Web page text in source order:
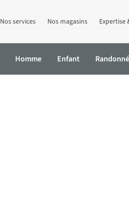
Nos services Nos magasins Expertise
Homme Enfant